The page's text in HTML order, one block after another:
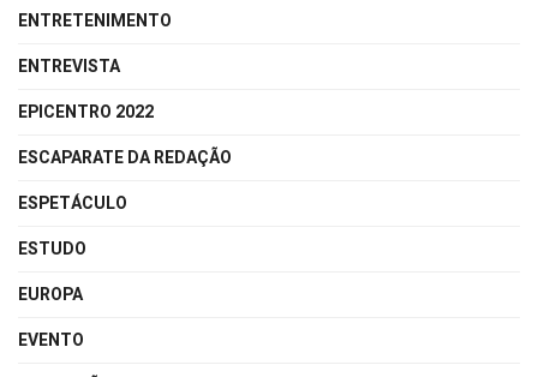
ENTRETENIMENTO
ENTREVISTA
EPICENTRO 2022
ESCAPARATE DA REDAÇÃO
ESPETÁCULO
ESTUDO
EUROPA
EVENTO